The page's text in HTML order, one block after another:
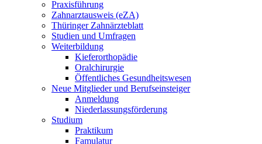
Praxisführung
Zahnarztausweis (eZA)
Thüringer Zahnärzteblatt
Studien und Umfragen
Weiterbildung
Kieferorthopädie
Oralchirurgie
Öffentliches Gesundheitswesen
Neue Mitglieder und Berufseinsteiger
Anmeldung
Niederlassungsförderung
Studium
Praktikum
Famulatur